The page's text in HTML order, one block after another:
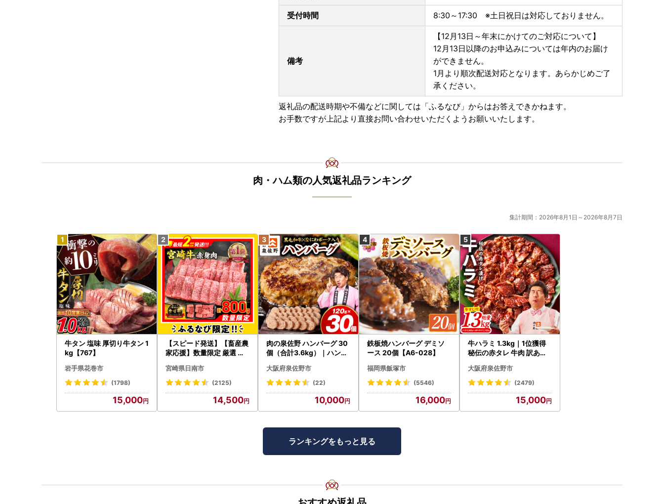
受付時間 8:30～17:30 ※土日祝日は対応しておりません。
備考
【12月13日～年末にかけてのご対応について】
12月13日以降のお申込みについては年内のお届け
ができません。
1月より順次配送対応となります。あらかじめご了
承ください。
返礼品の配送時期や不備などに関しては「ふるなび」からはお答えできかねます。
お手数ですが上記より直接お問い合わせいただくようお願いいたします。
肉・ハム類の人気返礼品ランキング
集計期間：2026年8月1日～2026年8月7日
牛タン 塩味 厚切り牛タン 1
kg【767】
岩手県花巻市
(1798)
15,000
【スピード発送】【畜産農
家応援】数量限定 厳選 宮
-Limited-PR_BDV5-26-2
W
宮崎県日南市
(2125)
14,500
肉の泉佐野 ハンバーグ 30
個（合計3.6kg）｜ハンバ
わポーク
大阪府泉佐野市
(22)
10,000
鉄板焼ハンバーグ デミソ
ース 20個【A6-028】
福岡県飯塚市
(5546)
16,000
牛ハラミ 1.3kg｜1位獲得
秘伝の赤タレ 牛肉 訳あり
大阪府泉佐野市
(2479)
15,000
ランキングをもっと見る